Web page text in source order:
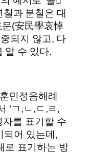
철과 분철은 대
문(安民學哀悼
되지 않고, 다
알 수 있다.
민정음해례
‘ㄱ,ㄴ,ㄷ,ㄹ,
자를 표기할 수
되어 있는데,
로 표기하는 방